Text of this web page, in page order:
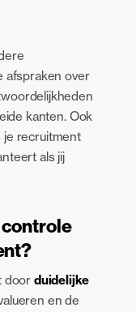
afspraken over
kanten. Ook
je recruitment
als jij
controle
door duidelijke
en de